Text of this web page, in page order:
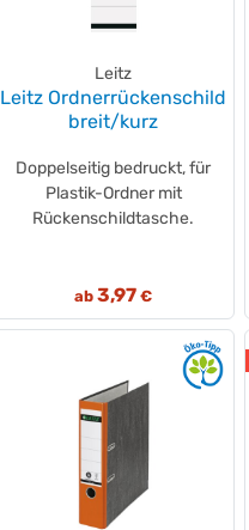
Leitz
Leitz Ordnerrückenschild
breit/kurz
Doppelseitig bedruckt, für
Plastik-Ordner mit
Rückenschildtasche.
ab3,97 €